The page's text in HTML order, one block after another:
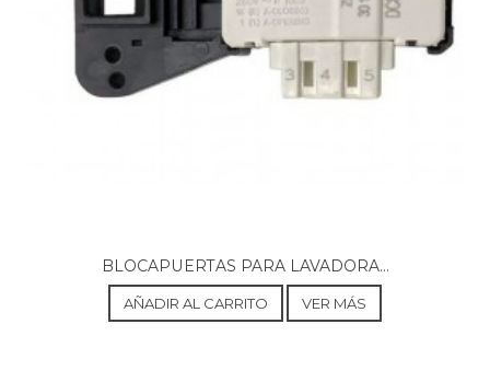
AEG, 630
AEG, 6301
AEG, 6351
AEG, 6450
BLOCAPUERTAS PARA LAVADORA...
AÑADIR AL CARRITO VER MÁS